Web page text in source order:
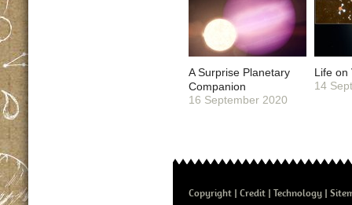
A Surprise Planetary
Companion
16 September 2020
Life on
14
Copyright Credit Technology